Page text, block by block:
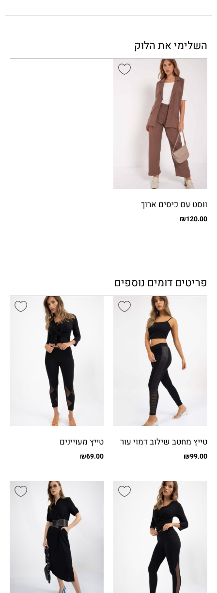
השלימי את הלוק
ווסט עם כיסים ארוך
₪120.00
פריטים דומים נוספים
טייץ מחטב שילוב דמוי עור
פפיונים
₪99.00
טייץ מעויינים
₪69.00